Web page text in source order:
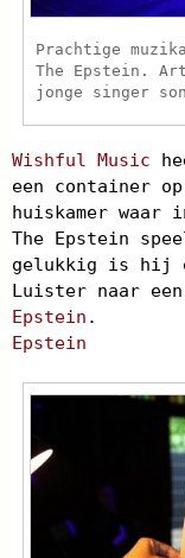
Prachtige
The Epstein.
jonge singer
Wishful Music
een container
huiskamer waar
The Epstein
gelukkig is hij
Luister naar
Epstein .
Epstein